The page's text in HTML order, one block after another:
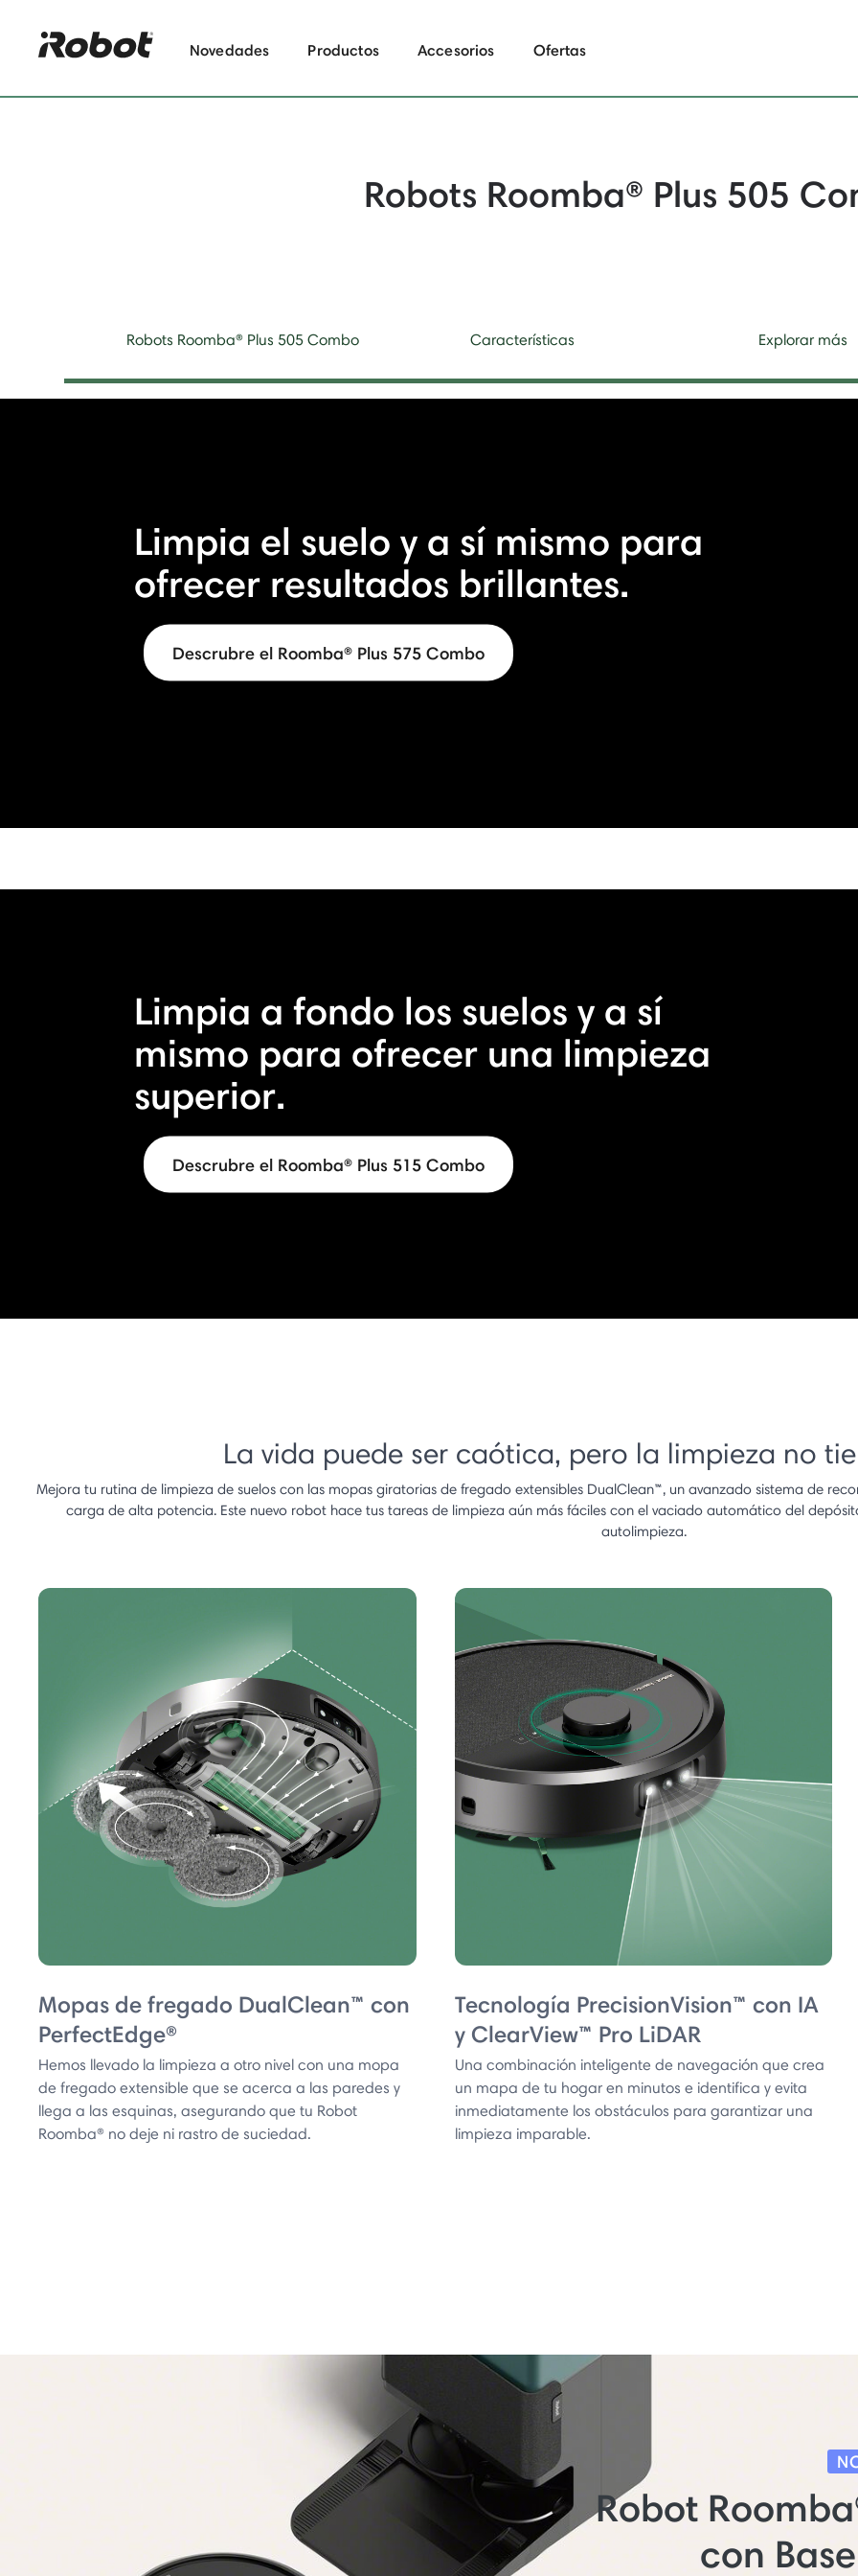
Novedades Productos Accesorios Ofertas
Robots Roomba® Plus 505
Robots Roomba® Plus 505 Combo Características Explorar más
Limpia el suelo y a sí mismo para
ofrecer resultados brillantes.
Descrubre el Roomba® Plus 575 Combo
Limpia a fondo los suelos y a sí
mismo para ofrecer una limpieza
superior.
Descrubre el Roomba® Plus 515 Combo
La vida puede ser caótica, pero la limpieza no
Mejora tu rutina de limpieza de suelos con las mopas giratorias de fregado extensibles DualClean™, un avanzado sistema de
carga de alta potencia. Este nuevo robot hace tus tareas de limpieza aún más fáciles con el vaciado automático del
autolimpieza.
Mopas de fregado DualClean™ con
PerfectEdge®
Hemos llevado la limpieza a otro nivel con una mopa
de fregado extensible que se acerca a las paredes y
llega a las esquinas, asegurando que tu Robot
Roomba® no deje ni rastro de suciedad.
Tecnología PrecisionVision™ con IA
y ClearView™ Pro LiDAR
Una combinación inteligente de navegación que crea
un mapa de tu hogar en minutos e identifica y evita
inmediatamente los obstáculos para garantizar una
limpieza imparable.
Robot
con